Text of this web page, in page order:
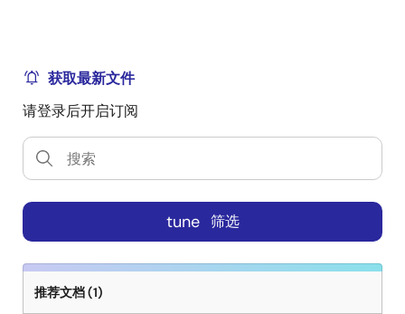
获取最新文件
请登录后开启订阅
tune 筛选
推荐文档 (1)